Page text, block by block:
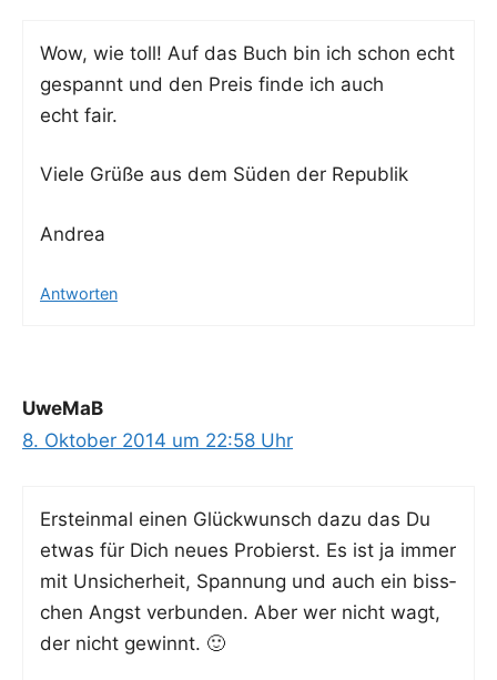
Wow, wie toll! Auf das Buch bin ich schon echt
gespannt und den Preis fin­de ich auch
echt fair.
Vie­le Grü­ße aus dem Süden der Republik
Andrea
Antworten
UweMaB
8. Oktober 2014 um 22:58 Uhr
Erst­ein­mal einen Glück­wunsch dazu das Du
etwas für Dich neu­es Pro­bierst. Es ist ja immer
mit Unsi­cher­heit, Span­nung und auch ein biss­
chen Angst ver­bun­den. Aber wer nicht wagt,
der nicht gewinnt. 🙂